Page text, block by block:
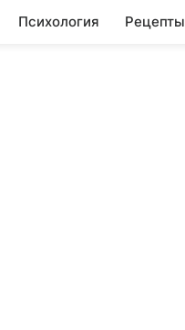
Психология Рецепты